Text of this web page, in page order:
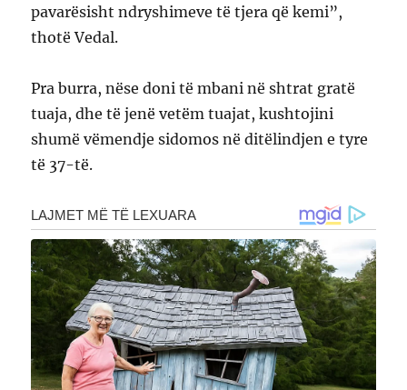
pavarësisht ndryshimeve të tjera që kemi”,
thotë Vedal.
Pra burra, nëse doni të mbani në shtrat gratë
tuaja, dhe të jenë vetëm tuajat, kushtojini
shumë vëmendje sidomos në ditëlindjen e tyre
të 37-të.